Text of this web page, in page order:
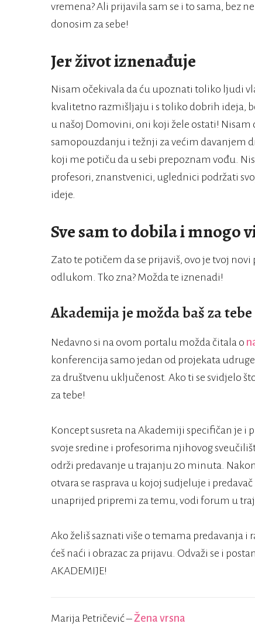
vremena? Ali prijavila sam se i to sama, bez
donosim za sebe!
Jer život iznenađuje
Nisam očekivala da ću upoznati toliko ljudi
kvalitetno razmišljaju i s toliko dobrih ideja,
u našoj Domovini, oni koji žele ostati!
samopouzdanju i težnji za većim davanjem
koji me potiču da u sebi prepoznam vođu.
profesori, znanstvenici, uglednici podržati
ideje.
Sve sam to dobila i mnogo
Zato te potičem da se prijaviš, ovo je tvoj
odlukom. Tko zna? Možda te iznenadi!
Akademija je možda baš za tebe
Nedavno si na ovom portalu možda čitala o
konferencija samo jedan od projekata
za društvenu uključenost. Ako ti se svidjelo
za tebe!
Koncept susreta na Akademiji specifičan je
svoje sredine i profesorima njihovog
održi predavanje u trajanju 20 minuta.
otvara se rasprava u kojoj sudjeluje i
unaprijed pripremi za temu, vodi forum u
Ako želiš saznati više o temama predavanja i
ćeš naći i obrazac za prijavu. Odvaži se i
AKADEMIJE!
Marija Petričević –Žena vrsna